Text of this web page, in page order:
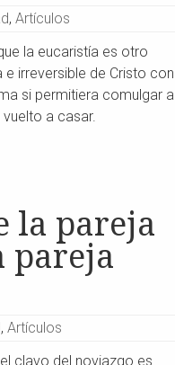
, Artículos
la eucaristía es otro
irreversible de Cristo con
si permitiera comulgar a
a casar.
la pareja
pareja
, Artículos
clavo del noviazgo es